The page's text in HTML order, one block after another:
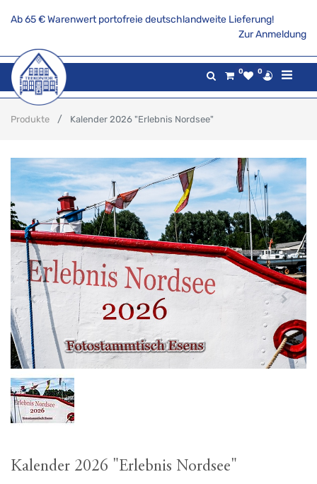
Ab 65 € Warenwert portofreie deutschlandweite Lieferung!
Zur Anmeldung
0 0
Produkte Kalender 2026 "Erlebnis Nordsee"
Kalender 2026 "Erlebnis Nordsee"